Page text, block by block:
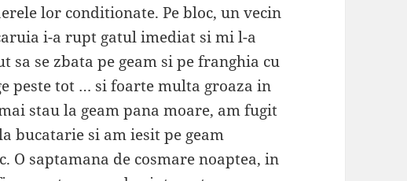
lor conditionate. Pe bloc, un vecin
i-a rupt gatul imediat si mi l-a
sa se zbata pe geam si pe franghia cu
peste tot … si foarte multa groaza in
stau la geam pana moare, am fugit
bucatarie si am iesit pe geam
O saptamana de cosmare noaptea, in